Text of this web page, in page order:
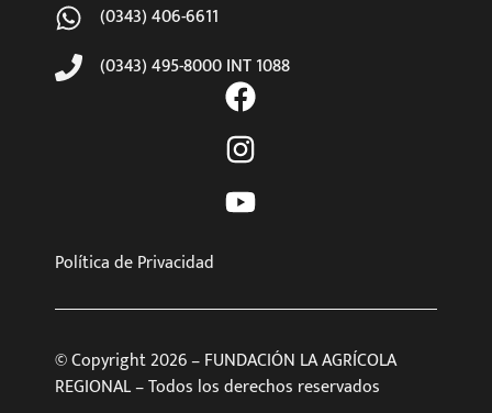
(0343) 406-6611
(0343) 495-8000 INT 1088
Política de Privacidad
© Copyright 2026 – FUNDACIÓN LA AGRÍCOLA
REGIONAL – Todos los derechos reservados